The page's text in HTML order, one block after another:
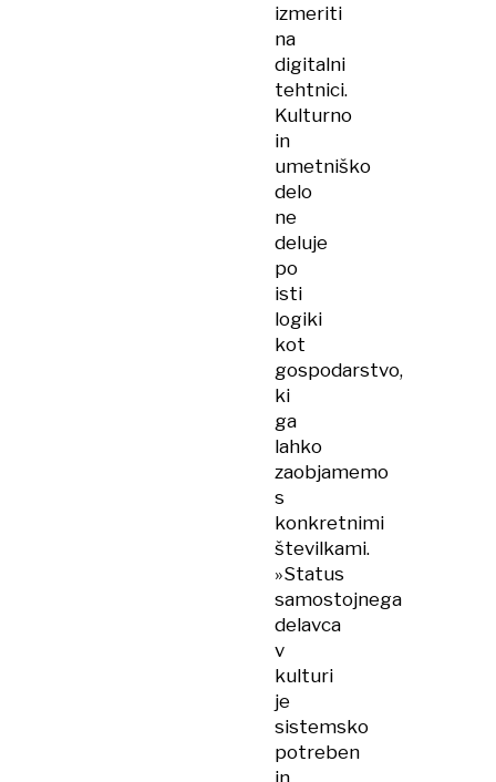
izmeriti
na
digitalni
tehtnici.
Kulturno
in
umetniško
delo
ne
deluje
po
isti
logiki
kot
gospodarstvo,
ki
ga
lahko
zaobjamemo
s
konkretnimi
številkami.
»Status
samostojnega
delavca
v
kulturi
je
sistemsko
potreben
in